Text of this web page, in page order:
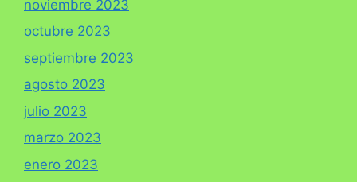
noviembre 2023
octubre 2023
septiembre 2023
agosto 2023
julio 2023
marzo 2023
enero 2023